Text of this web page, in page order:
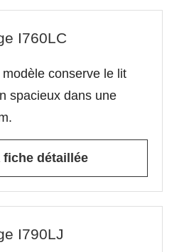
I760LC
conserve le lit
spacieux dans une
fiche détaillée
I790LJ